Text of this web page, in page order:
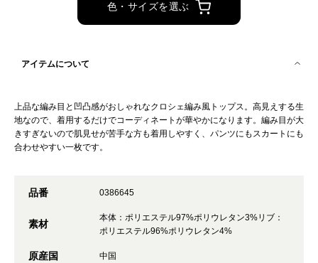
色・サイズを選ぶ
アイテムについて
上品な編み目と凹凸感がおしゃれなクロシェ編み風トップス。高見えする生
地なので、着用するだけでコーディネートが華やかになります。編み目が大
きすぎないので肌見せが苦手な方も着用しやすく、パンツにもスカートにも
合わせやすい一枚です。
品番 0386645
素材
本体：ポリエステル97%ポリウレタン3%リブ：
ポリエステル96%ポリウレタン4%
原産国 中国